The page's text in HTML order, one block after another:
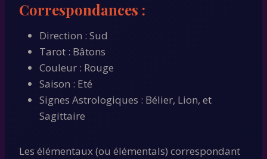
Correspondances :
Direction : Sud
Tarot : Bâtons
Couleur : Rouge
Saison : Eté
Signes Astrologiques : Bélier, Lion, et
Sagittaire
Les élémentaux (ou élémentals) correspondant